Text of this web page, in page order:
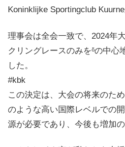
Koninklijke Sportingclub Kuurne
理事会は全会一致で、2024年
クリングレースのみをᵟの中心
した。
#kbk
この決定は、大会の将来のた
のような高い国際レベルでの
源が必要であり、今後も増加